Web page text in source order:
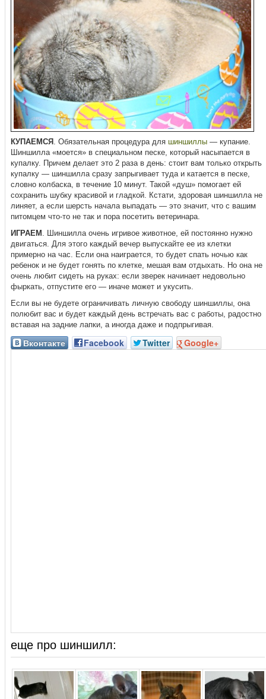
КУПАЕМСЯ . Обязательная процедура для шиншиллы — купание.
Шиншилла «моется» в специальном песке, который насыпается в
купалку. Причем делает это 2 раза в день: стоит вам только открыть
купалку — шиншилла сразу запрыгивает туда и катается в песке,
словно колбаска, в течение 10 минут. Такой «душ» помогает ей
сохранить шубку красивой и гладкой. Кстати, здоровая шиншилла не
линяет, а если шерсть начала выпадать — это значит, что с вашим
питомцем что-то не так и пора посетить ветеринара.
ИГРАЕМ . Шиншилла очень игривое животное, ей постоянно нужно
двигаться. Для этого каждый вечер выпускайте ее из клетки
примерно на час. Если она наиграется, то будет спать ночью как
ребенок и не будет гонять по клетке, мешая вам отдыхать. Но она не
очень любит сидеть на руках: если зверек начинает недовольно
фыркать, отпустите его — иначе может и укусить.
Если вы не будете ограничивать личную свободу шиншиллы, она
полюбит вас и будет каждый день встречать вас с работы, радостно
вставая на задние лапки, а иногда даже и подпрыгивая.
Вконтакте Facebook Twitter Google+
еще про шиншилл: